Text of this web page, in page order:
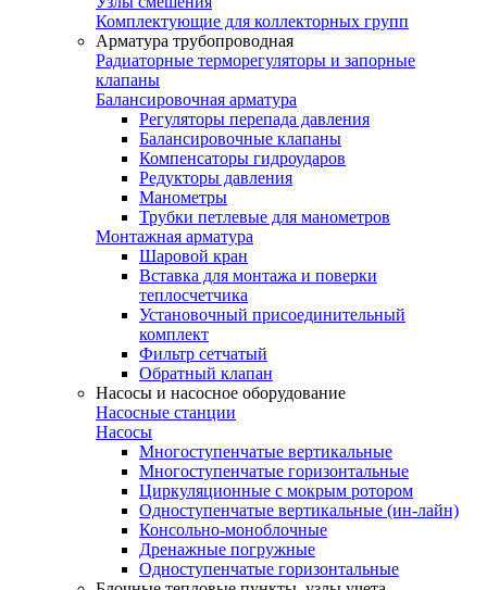
Комплектующие для коллекторных групп
Арматура трубопроводная
Радиаторные терморегуляторы и запорные
клапаны
Балансировочная арматура
Регуляторы перепада давления
Балансировочные клапаны
Компенсаторы гидроударов
Редукторы давления
Манометры
Трубки петлевые для манометров
Монтажная арматура
Шаровой кран
Вставка для монтажа и поверки
теплосчетчика
Установочный присоединительный
комплект
Фильтр сетчатый
Обратный клапан
Насосы и насосное оборудование
Насосные станции
Насосы
Многоступенчатые вертикальные
Многоступенчатые горизонтальные
Циркуляционные с мокрым ротором
Одноступенчатые вертикальные (ин-лайн)
Консольно-моноблочные
Дренажные погружные
Одноступенчатые горизонтальные